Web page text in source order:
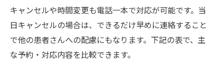
キャンセルや時間変更も電話一本で対応が可能です。当
日キャンセルの場合は、できるだけ早めに連絡すること
で他の患者さんへの配慮にもなります。下記の表で、主
な予約・対応内容を比較できます。